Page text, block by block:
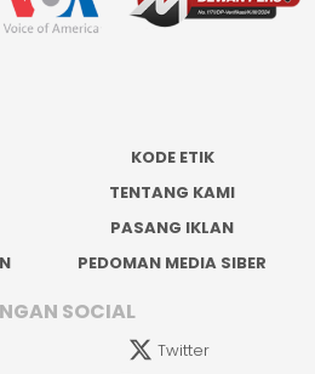
KODE ETIK
TENTANG KAMI
PASANG IKLAN
PEDOMAN MEDIA SIBER
SOCIAL
Twitter